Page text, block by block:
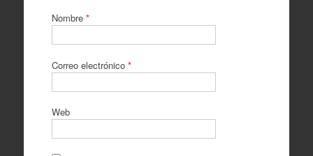
Nombre *
Correo electrónico *
Web